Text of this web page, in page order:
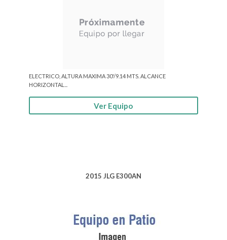
ELECTRICO, ALTURA MAXIMA 30'/9.14 MTS. ALCANCE
HORIZONTAL...
Ver Equipo
2015 JLG E300AN